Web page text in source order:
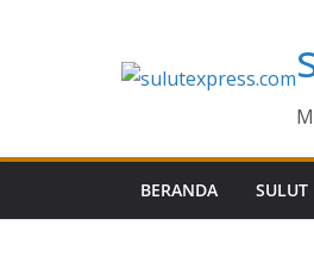
BERANDA SULUT